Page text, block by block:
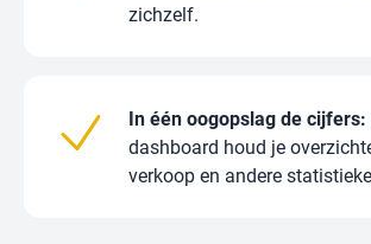
zichzelf.
In één oogopslag de cijfers:
dashboard houd je
verkoop en andere